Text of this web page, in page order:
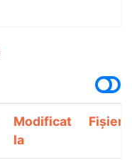
Modificat
la
Fișiere